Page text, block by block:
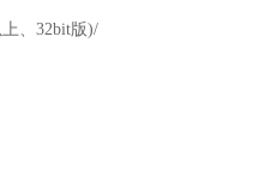
上、32bit版)/